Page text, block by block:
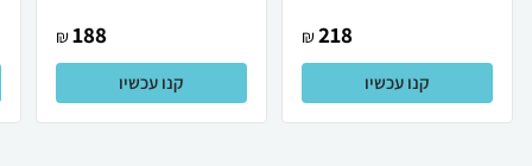
218
₪
קנו עכשיו
188
₪
קנו עכשיו